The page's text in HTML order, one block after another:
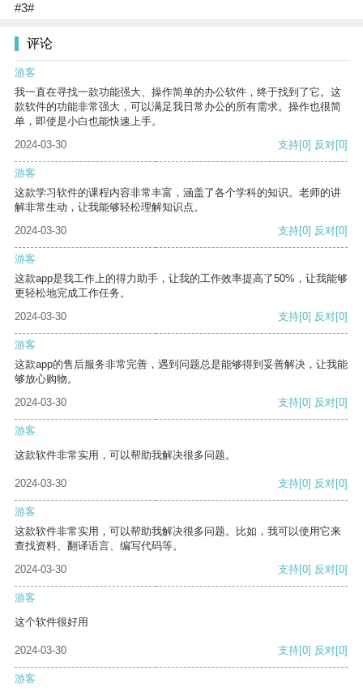
#3#
评论
游客
我一直在寻找一款功能强大、操作简单的办公软件，终于找到了它。这
款软件的功能非常强大，可以满足我日常办公的所有需求。操作也很简
单，即使是小白也能快速上手。
2024-03-30
支持[0] 反对[0]
游客
这款学习软件的课程内容非常丰富，涵盖了各个学科的知识。老师的讲
解非常生动，让我能够轻松理解知识点。
2024-03-30
支持[0] 反对[0]
游客
这款app是我工作上的得力助手，让我的工作效率提高了50%，让我能够
更轻松地完成工作任务。
2024-03-30
支持[0] 反对[0]
游客
这款app的售后服务非常完善，遇到问题总是能够得到妥善解决，让我能
够放心购物。
2024-03-30
支持[0] 反对[0]
游客
这款软件非常实用，可以帮助我解决很多问题。
2024-03-30 支持[0] 反对[0]
游客
这款软件非常实用，可以帮助我解决很多问题。比如，我可以使用它来
查找资料、翻译语言、编写代码等。
2024-03-30
支持[0] 反对[0]
游客
这个软件很好用
2024-03-30 支持[0] 反对[0]
游客